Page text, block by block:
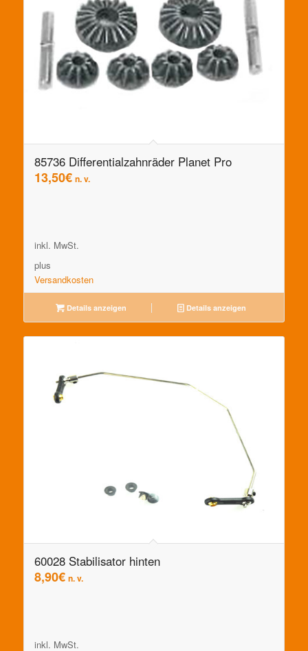
85736 Differentialzahnräder Planet Pro
13,50€ n. v.
inkl. MwSt.
plus
Versandkosten
Details anzeigen Details anzeigen
60028 Stabilisator hinten
8,90€ n. v.
inkl. MwSt.